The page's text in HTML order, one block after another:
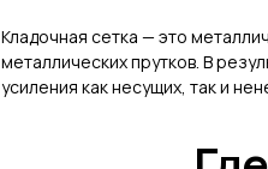
Кладочная сетка — это
металлических прутков. В
усиления как несущих, так и